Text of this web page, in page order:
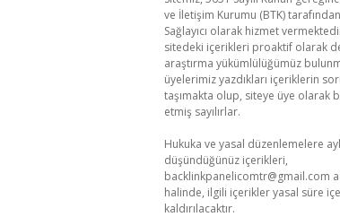
ve İletişim Kurumu (BTK)
Sağlayıcı olarak hizmet
sitedeki içerikleri proaktif olarak
araştırma yükümlülüğümüz
üyelerimiz yazdıkları içeriklerin
taşımakta olup, siteye üye olarak
etmiş sayılırlar.
Hukuka ve yasal düzenlemelere
düşündüğünüz içerikleri,
backlinkpanelicomtr@gmail.com
halinde, ilgili içerikler yasal süre
kaldırılacaktır.